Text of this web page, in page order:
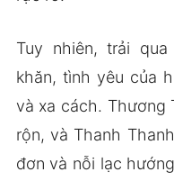
Tuy nhiên, trải
khăn, tình yêu của
và xa cách. Thương
rộn, và Thanh
đơn và nỗi lạc